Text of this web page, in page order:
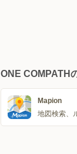
ONE COMPATH
Mapion
地図検索、